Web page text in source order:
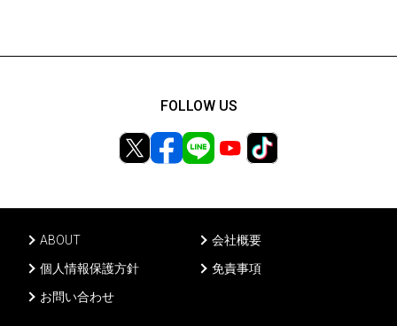
ABOUT
会社概要
個人情報保護方針
免責事項
お問い合わせ
FOLLOW US